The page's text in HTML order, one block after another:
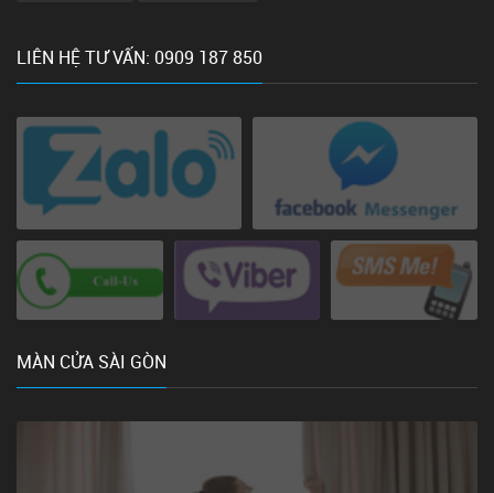
LIÊN HỆ TƯ VẤN: 0909 187 850
MÀN CỬA SÀI GÒN